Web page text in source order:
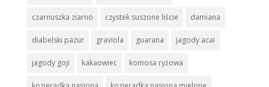
czarnuszka ziarno czystek suszone liście damiana
diabelski pazur graviola guarana jagody acai
jagody goji kakaowiec komosa ryżowa